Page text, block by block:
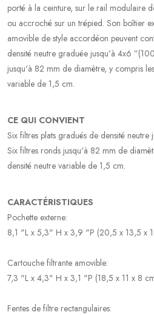
porté à la ceinture, sur le rail modulaire
ou accroché sur un trépied. Son boîtier
amovible de style accordéon peuvent
densité neutre graduée jusqu'à 4x6
jusqu'à 82 mm de diamètre, y compris
variable de 1,5 cm.
CE QUI CONVIENT
Six filtres plats gradués de densité
Six filtres ronds jusqu'à 82 mm de
densité neutre variable de 1,5 cm.
CARACTÉRISTIQUES
Pochette externe:
8,1 "L x 5,3" H x 3,9 "P (20,5 x 13,5 x
Cartouche filtrante amovible:
7,3 "L x 4,3" H x 3,1 "P (18,5 x 11 x 8
Fentes de filtre rectangulaires: